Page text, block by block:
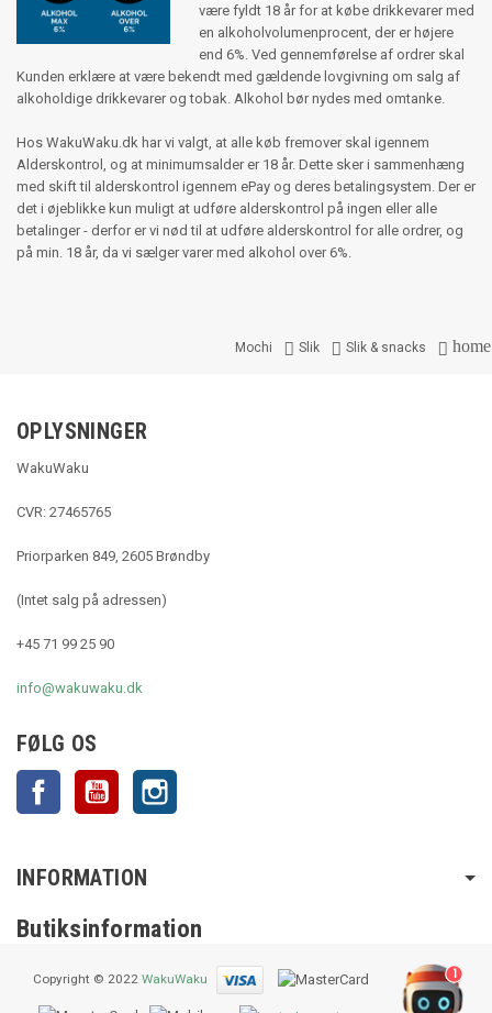
være fyldt 18 år for at købe drikkevarer med
en alkoholvolumenprocent, der er højere
end 6%. Ved gennemførelse af ordrer skal
Kunden erklære at være bekendt med gældende lovgivning om salg af
alkoholdige drikkevarer og tobak. Alkohol bør nydes med omtanke.
Hos WakuWaku.dk har vi valgt, at alle køb fremover skal igennem
Alderskontrol, og at minimumsalder er 18 år. Dette sker i sammenhæng
med skift til alderskontrol igennem ePay og deres betalingsystem. Der er
det i øjeblikke kun muligt at udføre alderskontrol på ingen eller alle
betalinger - derfor er vi nød til at udføre alderskontrol for alle ordrer, og
på min. 18 år, da vi sælger varer med alkohol over 6%.
home

Slik & snacks

Slik

Mochi
OPLYSNINGER
WakuWaku
CVR: 27465765
Priorparken 849, 2605 Brøndby
(Intet salg på adressen)
+45 71 99 25 90
info@wakuwaku.dk
FØLG OS
Facebook YouTube
INFORMATION
Butiksinformation
Copyright © 2022 WakuWaku 1